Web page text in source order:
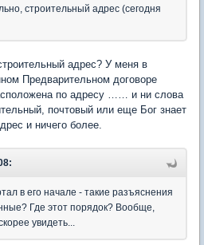
строительный адрес (сегодня
адрес? У меня в
Предварительном договоре
по адресу …… и ни слова
почтовый или еще Бог знает
и ничего более.
в его начале - такие разъяснения
Где этот порядок? Вообще,
увидеть...